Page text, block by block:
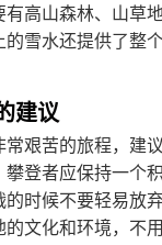
高山森林、山草
的雪水还提供了整
建议
常艰苦的旅程，建
攀登者应保持一个
的时候不要轻易放
的文化和环境，不